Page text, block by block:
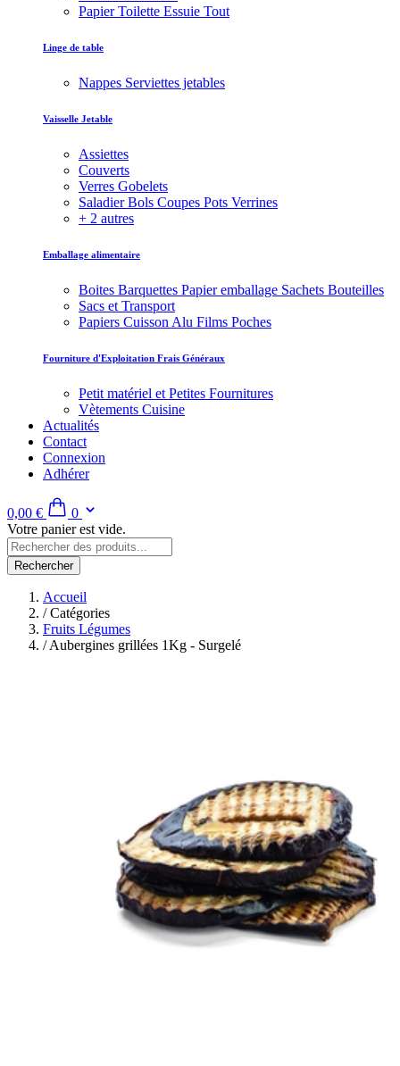
Papier Toilette Essuie Tout
Linge de table
Nappes Serviettes jetables
Vaisselle Jetable
Assiettes
Couverts
Verres Gobelets
Saladier Bols Coupes Pots Verrines
+ 2 autres
Emballage alimentaire
Boites Barquettes Papier emballage Sachets Bouteilles
Sacs et Transport
Papiers Cuisson Alu Films Poches
Fourniture d'Exploitation Frais Généraux
Petit matériel et Petites Fournitures
Vètements Cuisine
Actualités
Contact
Connexion
Adhérer
0,00 €
0
Votre panier est vide.
Rechercher
Accueil
/Catégories
Fruits Légumes
/Aubergines grillées 1Kg - Surgelé